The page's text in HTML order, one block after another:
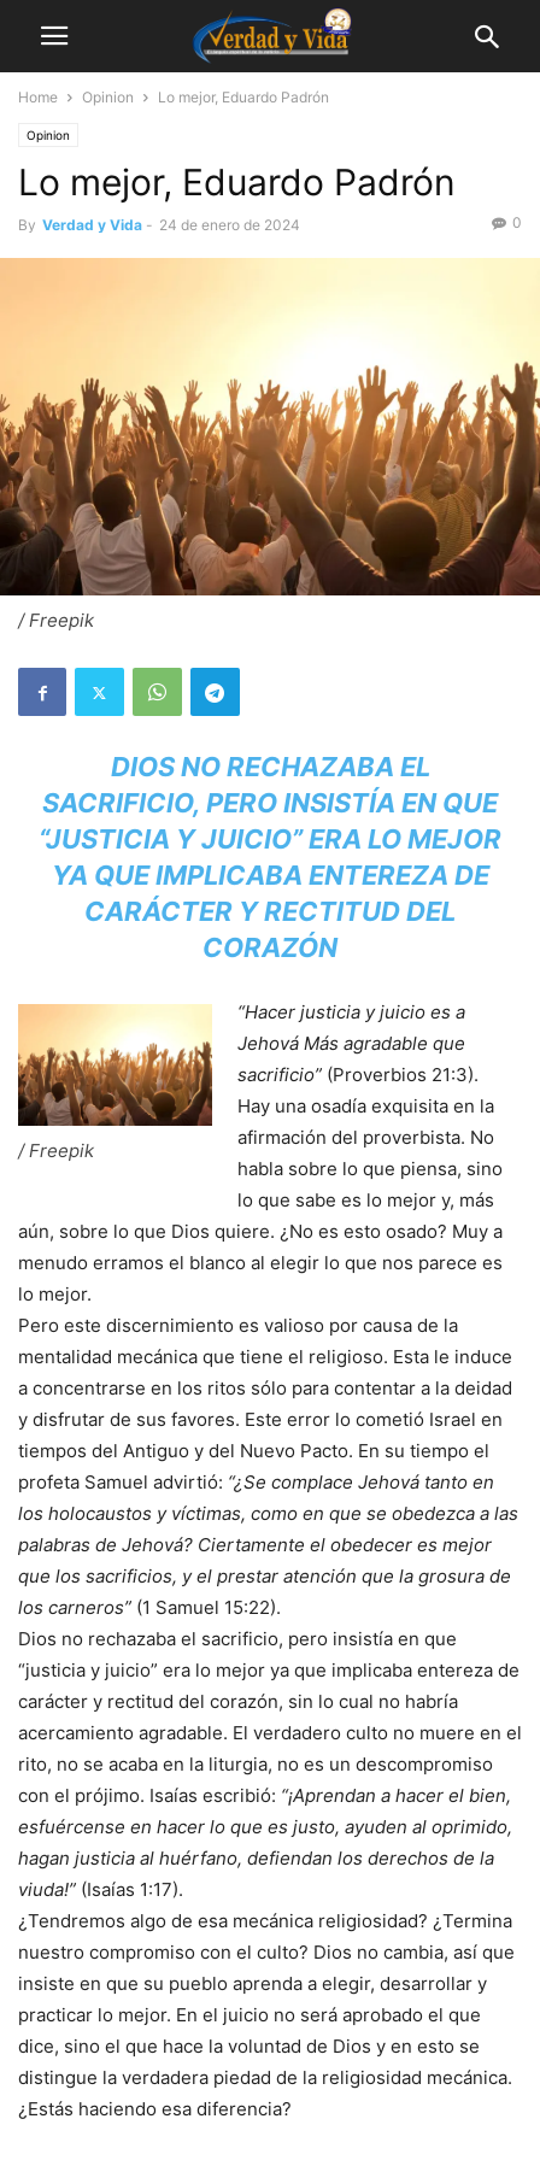
Home Opinion Lo mejor, Eduardo Padrón
Opinion
Lo mejor, Eduardo Padrón
By Verdad y Vida - 24 de enero de 2024 0
/ Freepik
DIOS NO RECHAZABA EL
SACRIFICIO, PERO INSISTÍA EN QUE
“JUSTICIA Y JUICIO” ERA LO MEJOR
YA QUE IMPLICABA ENTEREZA DE
CARÁCTER Y RECTITUD DEL
CORAZÓN
/ Freepik
“Hacer justicia y juicio es a
Jehová Más agradable que
sacrificio” (Proverbios 21:3).
Hay una osadía exquisita en la
afirmación del proverbista. No
habla sobre lo que piensa, sino
lo que sabe es lo mejor y, más
aún, sobre lo que Dios quiere. ¿No es esto osado? Muy a
menudo erramos el blanco al elegir lo que nos parece es
lo mejor.
Pero este discernimiento es valioso por causa de la
mentalidad mecánica que tiene el religioso. Esta le induce
a concentrarse en los ritos sólo para contentar a la deidad
y disfrutar de sus favores. Este error lo cometió Israel en
tiempos del Antiguo y del Nuevo Pacto. En su tiempo el
profeta Samuel advirtió: “¿Se complace Jehová tanto en
los holocaustos y víctimas, como en que se obedezca a las
palabras de Jehová? Ciertamente el obedecer es mejor
que los sacrificios, y el prestar atención que la grosura de
los carneros” (1 Samuel 15:22).
Dios no rechazaba el sacrificio, pero insistía en que
“justicia y juicio” era lo mejor ya que implicaba entereza de
carácter y rectitud del corazón, sin lo cual no habría
acercamiento agradable. El verdadero culto no muere en el
rito, no se acaba en la liturgia, no es un descompromiso
con el prójimo. Isaías escribió: “¡Aprendan a hacer el bien,
esfuércense en hacer lo que es justo, ayuden al oprimido,
hagan justicia al huérfano, defiendan los derechos de la
viuda!” (Isaías 1:17).
¿Tendremos algo de esa mecánica religiosidad? ¿Termina
nuestro compromiso con el culto? Dios no cambia, así que
insiste en que su pueblo aprenda a elegir, desarrollar y
practicar lo mejor. En el juicio no será aprobado el que
dice, sino el que hace la voluntad de Dios y en esto se
distingue la verdadera piedad de la religiosidad mecánica.
¿Estás haciendo esa diferencia?